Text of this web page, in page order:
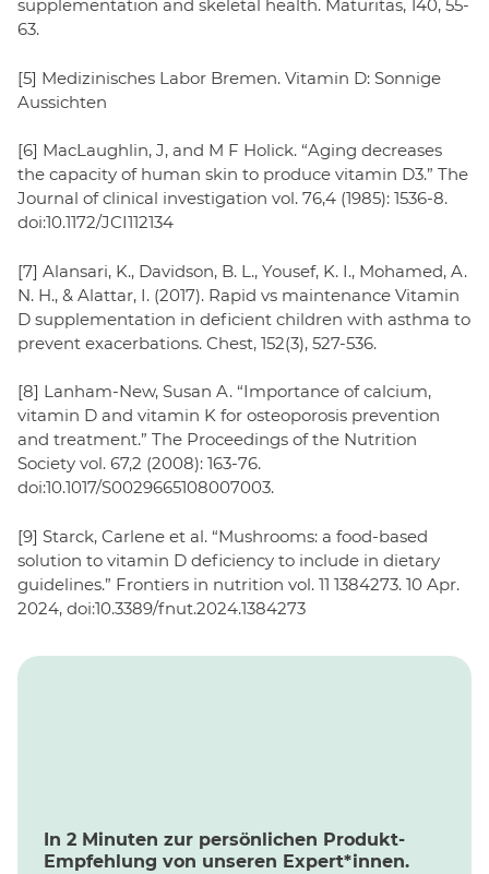
supplementation and skeletal health. Maturitas, 140, 55-
63.
[5] Medizinisches Labor Bremen. Vitamin D: Sonnige
Aussichten
[6] MacLaughlin, J, and M F Holick. “Aging decreases
the capacity of human skin to produce vitamin D3.” The
Journal of clinical investigation vol. 76,4 (1985): 1536-8.
doi:10.1172/JCI112134
[7] Alansari, K., Davidson, B. L., Yousef, K. I., Mohamed, A.
N. H., & Alattar, I. (2017). Rapid vs maintenance Vitamin
D supplementation in deficient children with asthma to
prevent exacerbations. Chest, 152(3), 527-536.
[8] Lanham-New, Susan A. “Importance of calcium,
vitamin D and vitamin K for osteoporosis prevention
and treatment.” The Proceedings of the Nutrition
Society vol. 67,2 (2008): 163-76.
doi:10.1017/S0029665108007003.
[9] Starck, Carlene et al. “Mushrooms: a food-based
solution to vitamin D deficiency to include in dietary
guidelines.” Frontiers in nutrition vol. 11 1384273. 10 Apr.
2024, doi:10.3389/fnut.2024.1384273
In 2 Minuten zur persönlichen Produkt-
Empfehlung von unseren Expert*innen.